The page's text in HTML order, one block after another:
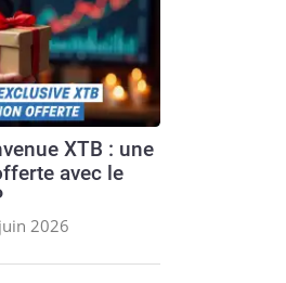
XTB : une
avec le
2026